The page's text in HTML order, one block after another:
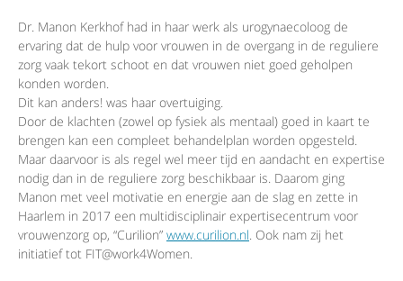
Dr. Manon Kerkhof had in haar werk als urogynaecoloog de
ervaring dat de hulp voor vrouwen in de overgang in de reguliere
zorg vaak tekort schoot en dat vrouwen niet goed geholpen
konden worden.
Dit kan anders! was haar overtuiging.
Door de klachten (zowel op fysiek als mentaal) goed in kaart te
brengen kan een compleet behandelplan worden opgesteld.
Maar daarvoor is als regel wel meer tijd en aandacht en expertise
nodig dan in de reguliere zorg beschikbaar is. Daarom ging
Manon met veel motivatie en energie aan de slag en zette in
Haarlem in 2017 een multidisciplinair expertisecentrum voor
vrouwenzorg op, “Curilion” www.curilion.nl. Ook nam zij het
initiatief tot FIT@work4Women.